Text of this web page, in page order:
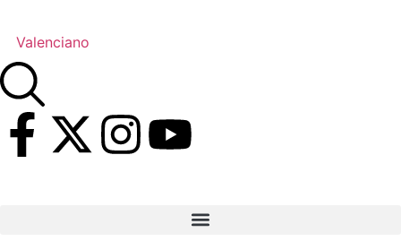
Valenciano